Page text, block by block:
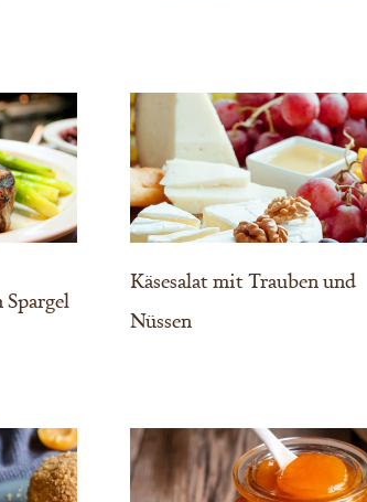
Käsesalat mit Trauben und
Nüssen